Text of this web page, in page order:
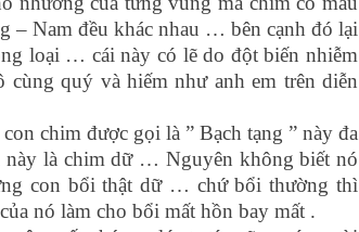
– Nam đều khác nhau … bên cạnh đó lại
loại … cái này có lẽ do đột biến nhiễm
quý và hiếm như anh em trên diễn
chim được gọi là ” Bạch tạng ” này đa
là chim dữ … Nguyên không biết nó
con bổi thật dữ … chứ bổi thường thì
nó làm cho bổi mất hồn bay mất .